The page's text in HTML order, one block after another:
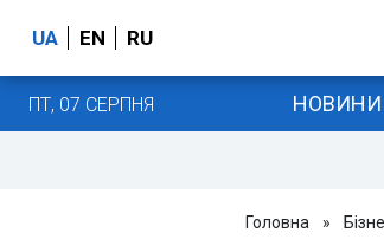
UA EN RU
ПТ, 07 СЕРПНЯ НОВИНИ
Головна »